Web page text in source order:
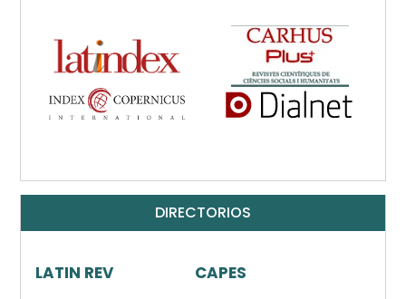
DIRECTORIOS
LATIN REV
CAPES